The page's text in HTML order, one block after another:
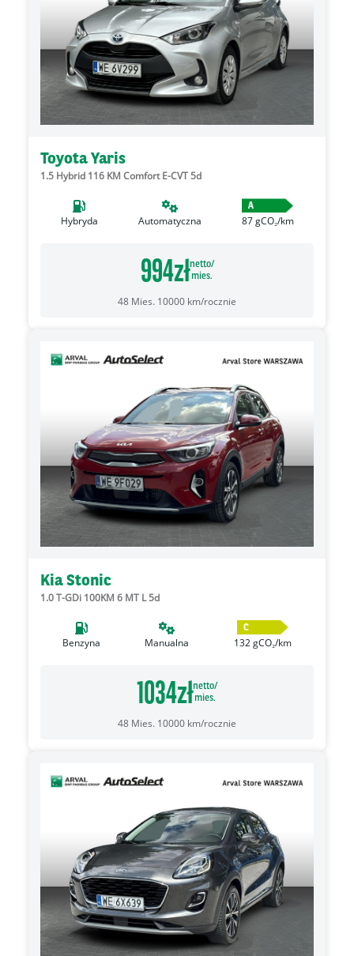
Toyota Yaris
1.5 Hybrid 116 KM Comfort E-CVT 5d
Hybryda Automatyczna
A
87gCO₂/km
994złnetto/
mies.
48 Mies. 10000 km/rocznie
Kia Stonic
1.0 T-GDi 100KM 6 MT L 5d
Benzyna Manualna
C
132gCO₂/km
1034złnetto/
mies.
48 Mies. 10000 km/rocznie